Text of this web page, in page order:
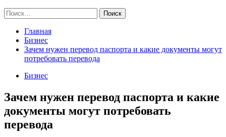
Найти:
Главная
Бизнес
Зачем нужен перевод паспорта и какие документы могут
потребовать перевода
Бизнес
Зачем нужен перевод паспорта и какие
документы могут потребовать
перевода